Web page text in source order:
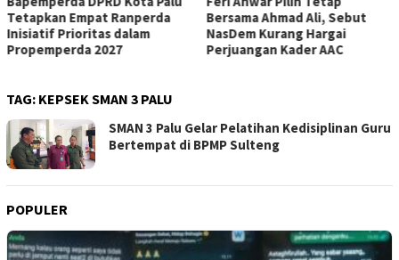
Tetapkan Empat Ranperda
Inisiatif Prioritas dalam
Propemperda 2027
Bersama Ahmad Ali, Sebut
NasDem Kurang Hargai
Perjuangan Kader AAC
TAG: KEPSEK SMAN 3 PALU
SMAN 3 Palu Gelar Pelatihan Kedisiplinan Guru
Bertempat di BPMP Sulteng
POPULER